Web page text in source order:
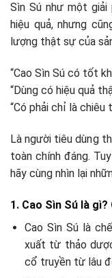
Sìn Sú như một giải
hiệu quả, nhưng
lượng thật sự của
“Cao Sìn Sú có tốt
“Dùng có hiệu quả
“Có phải chỉ là chiêu
Là người tiêu dùng
toàn chính đáng.
hãy cùng nhìn lại
1. Cao Sìn Sú là
Cao Sìn Sú là
xuất từ thảo
cổ truyền từ lâu